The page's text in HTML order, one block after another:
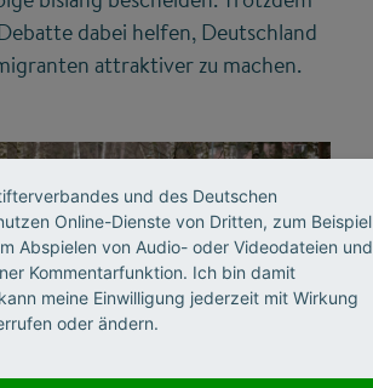
dabei helfen, Deutschland
attraktiver zu machen.
und des Deutschen
Online-Dienste von Dritten, zum Beispiel
Abspielen von Audio- oder Videodateien und
Kommentarfunktion. Ich bin damit
meine Einwilligung jederzeit mit Wirkung
oder ändern.